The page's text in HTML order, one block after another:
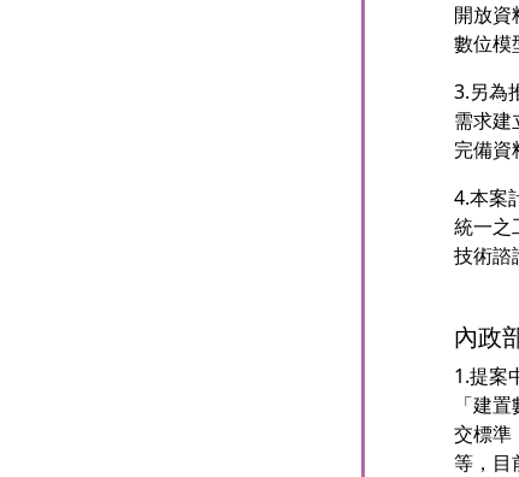
開放資
數位模
3.另為
需求建
完備資
4.本案
統一之
技術諮
內政
1.提案
「建
交標準
等，目